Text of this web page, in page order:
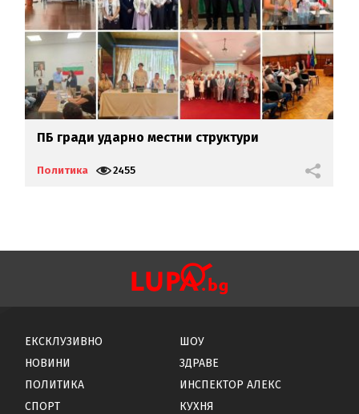
ПБ гради ударно местни структури
Политика 2455
ЕКСКЛУЗИВНО
НОВИНИ
ПОЛИТИКА
СПОРТ
ШОУ
ЗДРАВЕ
ИНСПЕКТОР АЛЕКС
КУХНЯ